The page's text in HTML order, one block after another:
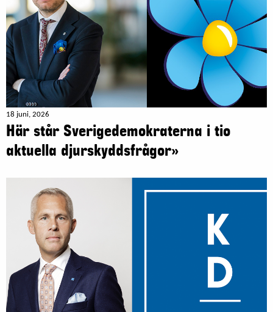
18 juni, 2026
Här står Sverigedemokraterna i tio
aktuella djurskyddsfrågor»